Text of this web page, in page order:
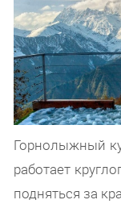
Горнолыжный
работает
подняться за